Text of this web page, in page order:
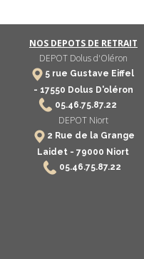
NOS DEPOTS DE RETRAIT
DEPOT Dolus d'Oléron
5 rue Gustave Eiffel
- 17550 Dolus D'oléron
05.46.75.87.22
DEPOT Niort
2 Rue de la Grange
Laidet - 79000 Niort
05.46.75.87.22